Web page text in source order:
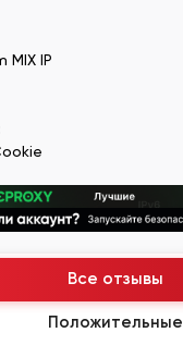
MIX IP
Все отзывы
Положительные